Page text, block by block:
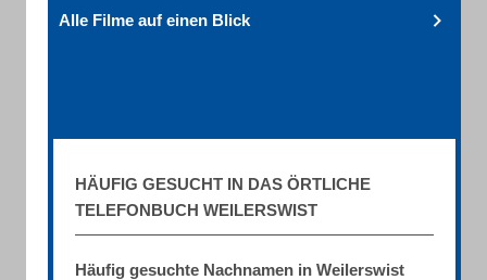
Alle Filme auf einen Blick
HÄUFIG GESUCHT IN DAS ÖRTLICHE
TELEFONBUCH WEILERSWIST
Häufig gesuchte Nachnamen in Weilerswist